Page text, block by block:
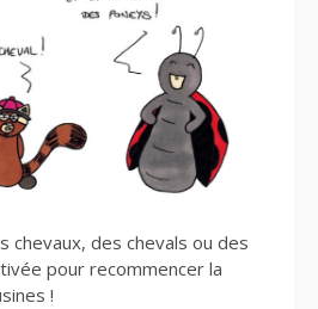
chevaux, des chevals ou des
pour recommencer la
!